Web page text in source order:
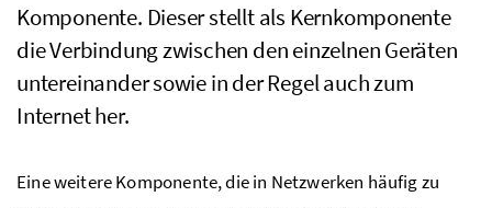
Komponente. Dieser stellt als Kernkomponente
die Verbindung zwischen den einzelnen Geräten
untereinander sowie in der Regel auch zum
Internet her.
Eine weitere Komponente, die in Netzwerken häufig zu